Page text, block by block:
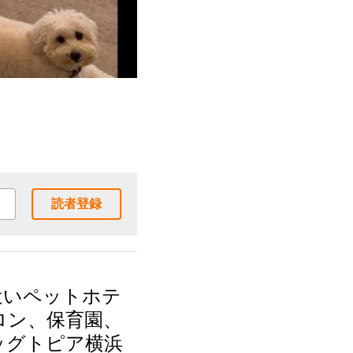
読者登録
ペットホテ
、保育園、
トピア横浜